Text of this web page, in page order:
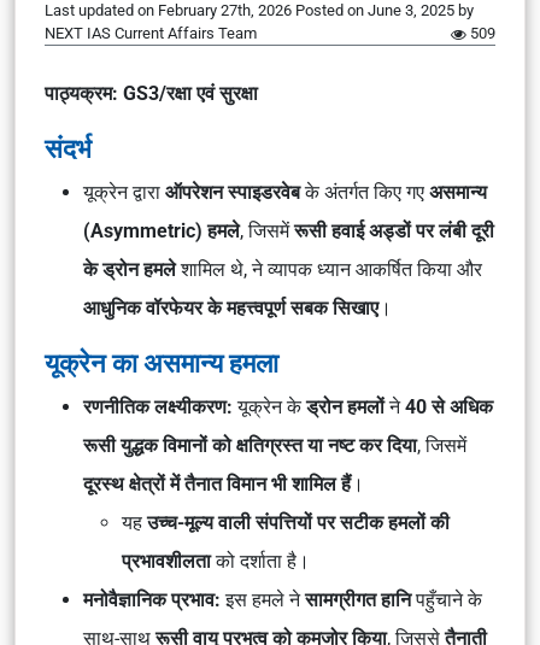
Last updated on February 27th, 2026 Posted on June 3, 2025 by
NEXT IAS Current Affairs Team
509
पाठ्यक्रम: GS3/रक्षा एवं सुरक्षा
संदर्भ
यूक्रेन द्वारा ऑपरेशन स्पाइडरवेबके अंतर्गत किए गए असमान्य
(Asymmetric) हमले, जिसमेंरूसी हवाई अड्डों पर लंबी दूरी
के ड्रोन हमलेशामिल थे, ने व्यापक ध्यान आकर्षित किया और
आधुनिक वॉरफेयर के महत्त्वपूर्ण सबक सिखाए।
यूक्रेन का असमान्य हमला
रणनीतिक लक्ष्यीकरण: यूक्रेन केड्रोन हमलोंने40 से अधिक
रूसी युद्धक विमानों को क्षतिग्रस्त या नष्ट कर दिया, जिसमें
दूरस्थ क्षेत्रों में तैनात विमान भी शामिल हैं।
यहउच्च-मूल्य वाली संपत्तियों पर सटीक हमलों की
प्रभावशीलताको दर्शाता है।
मनोवैज्ञानिक प्रभाव: इस हमले नेसामग्रीगत हानिपहुँचाने के
साथ-साथरूसी वायु प्रभुत्व को कमजोर किया, जिससेतैनाती